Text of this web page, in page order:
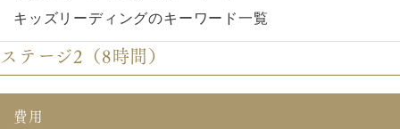
キッズリーディングのキーワード一覧
ステージ2（8時間）
費用